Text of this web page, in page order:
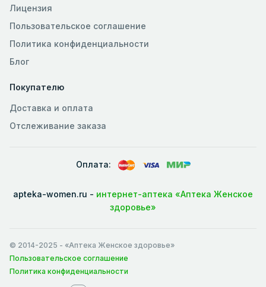
Лицензия
Пользовательское соглашение
Политика конфиденциальности
Блог
Покупателю
Доставка и оплата
Отслеживание заказа
Оплата:
apteka-women.ru - интернет-аптека «Аптека Женское
здоровье»
© 2014-2025 - «Аптека Женское здоровье»
Пользовательское соглашение
Политика конфиденциальности